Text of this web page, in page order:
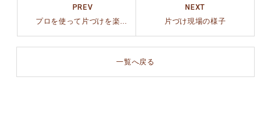
NEXT
片づけ現場の様子
PREV
プロを使って片づけを楽しく♪
一覧へ戻る